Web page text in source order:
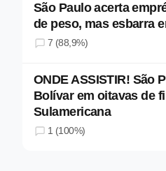
São Paulo acerta
de peso, mas esbarra
7 (88,9%)
ONDE ASSISTIR! São
Bolívar em oitavas de
Sulamericana
1 (100%)